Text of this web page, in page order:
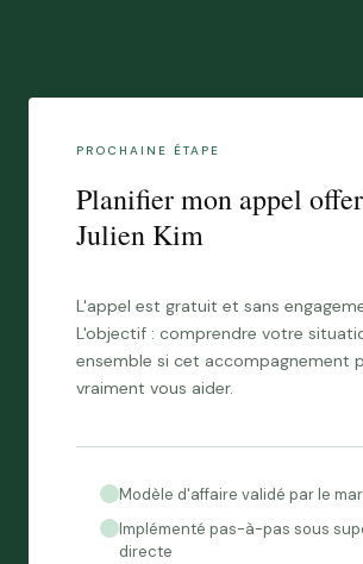
PROCHAINE ÉTAPE
Planifier mon appel
Julien Kim
L'appel est gratuit et sans
L'objectif : comprendre votre
ensemble si cet accompagnement
vraiment vous aider.
Modèle d'affaire validé par le
Implémenté pas-à-pas sous
directe